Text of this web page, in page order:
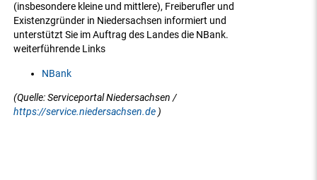
(insbesondere kleine und mittlere), Freiberufler und
Existenzgründer in Niedersachsen informiert und
unterstützt Sie im Auftrag des Landes die NBank.
weiterführende Links
NBank
(Quelle: Serviceportal Niedersachsen /
https://service.niedersachsen.de )